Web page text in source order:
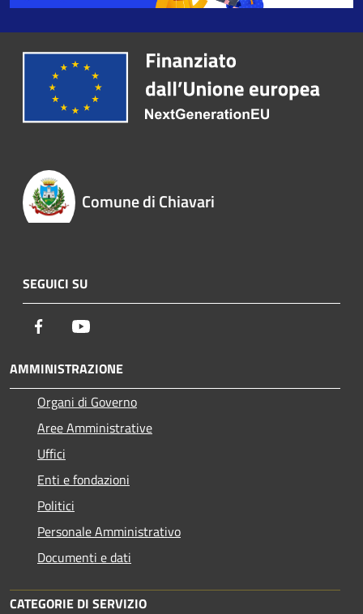
Comune di Chiavari
SEGUICI SU
Facebook
AMMINISTRAZIONE
Organi di Governo
Aree Amministrative
Uffici
Enti e fondazioni
Politici
Personale Amministrativo
Documenti e dati
CATEGORIE DI SERVIZIO